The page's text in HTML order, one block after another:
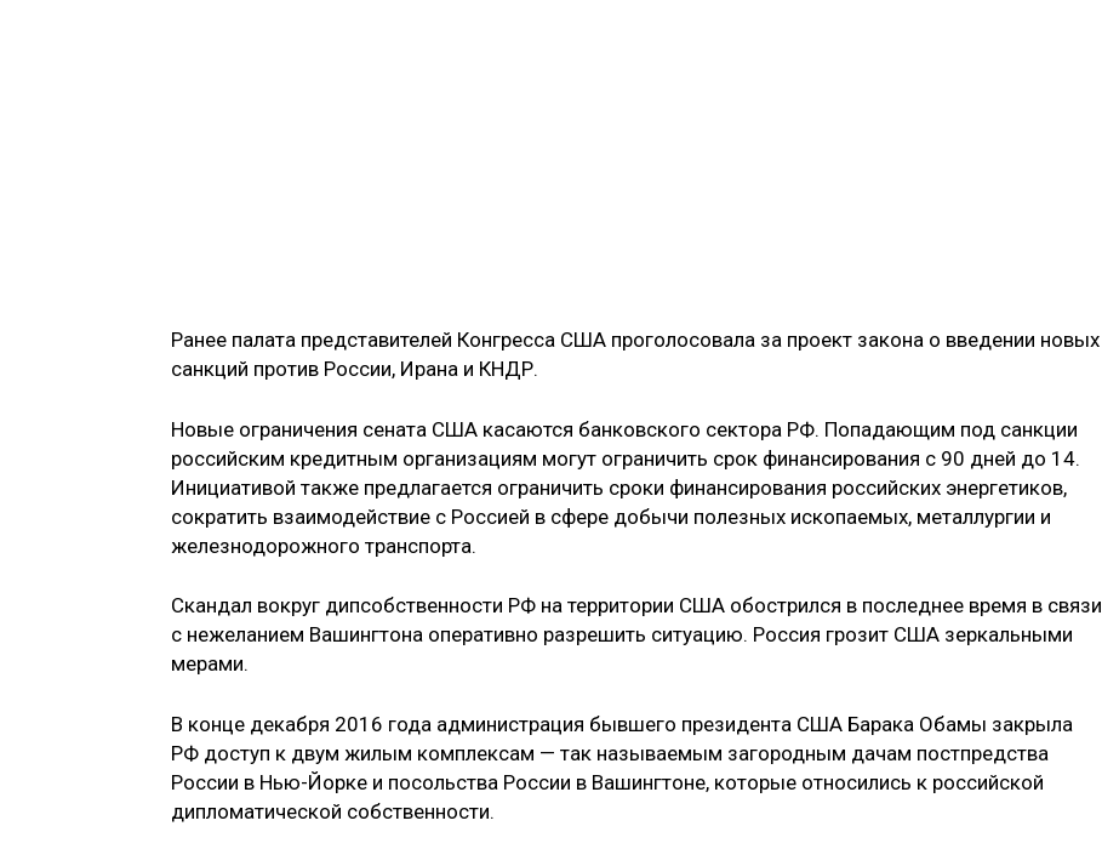
Ранее палата представителей Конгресса США проголосовала за проект закона о введении новых
санкций против России, Ирана и КНДР.
Новые ограничения сената США касаются банковского сектора РФ. Попадающим под санкции
российским кредитным организациям могут ограничить срок финансирования с 90 дней до 14.
Инициативой также предлагается ограничить сроки финансирования российских энергетиков,
сократить взаимодействие с Россией в сфере добычи полезных ископаемых, металлургии и
железнодорожного транспорта.
Скандал вокруг дипсобственности РФ на территории США обострился в последнее время в связи
с нежеланием Вашингтона оперативно разрешить ситуацию. Россия грозит США зеркальными
мерами.
В конце декабря 2016 года администрация бывшего президента США Барака Обамы закрыла
РФ доступ к двум жилым комплексам — так называемым загородным дачам постпредства
России в Нью-Йорке и посольства России в Вашингтоне, которые относились к российской
дипломатической собственности.